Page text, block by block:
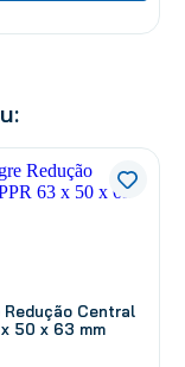
Redução Central
50 x 63 mm